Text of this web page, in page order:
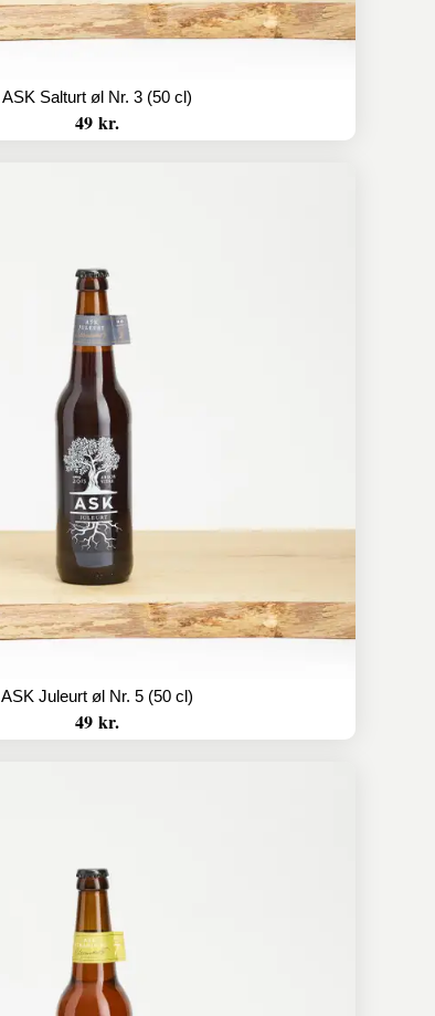
ASK Salturt øl Nr. 3 (50 cl)
49 kr.
ASK Juleurt øl Nr. 5 (50 cl)
49 kr.